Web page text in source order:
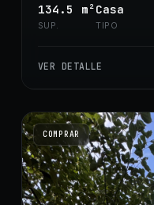
134.5 m²
SUP.
Casa
TIPO
VER DETALLE
COMPRAR